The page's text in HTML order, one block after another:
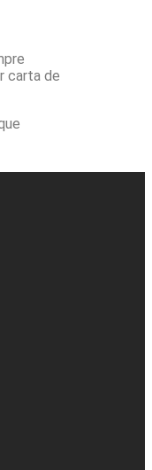
carta de